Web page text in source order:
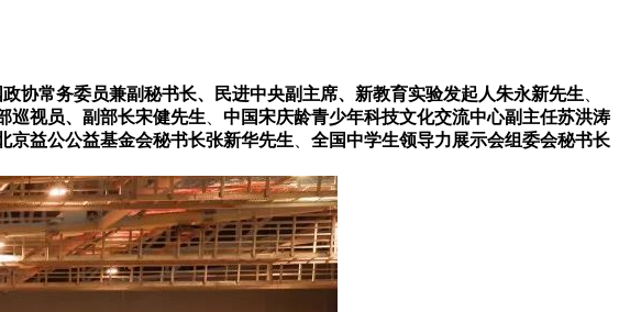
协常务委员兼副秘书长、民进中央副主席、新教育实验发起人朱永新先生
巡视员、副部长宋健先生 中国宋庆龄青少年科技文化交流中心副主任苏洪涛
京益公公益基金会秘书长张新华先生
全国中学生领导力展示会组委会秘书长